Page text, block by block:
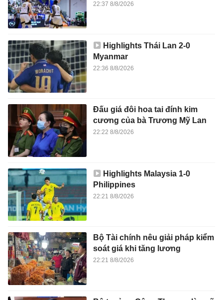
22:37 8/8/2026
Highlights Thái Lan 2-0
Myanmar
22:36 8/8/2026
Đấu giá đôi hoa tai đính kim
cương của bà Trương Mỹ Lan
22:22 8/8/2026
Highlights Malaysia 1-0
Philippines
22:21 8/8/2026
Bộ Tài chính nêu giải pháp kiểm
soát giá khi tăng lương
22:21 8/8/2026